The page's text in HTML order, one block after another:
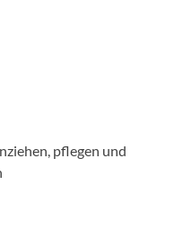
pflegen und